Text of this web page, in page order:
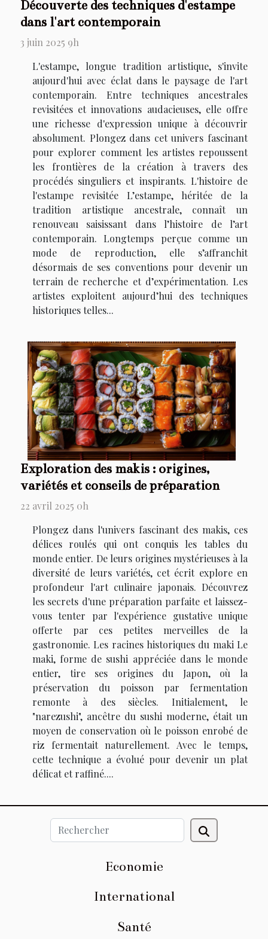
Découverte des techniques d'estampe
dans l'art contemporain
3 juin 2025 9h
L'estampe, longue tradition artistique, s'invite
aujourd'hui avec éclat dans le paysage de l'art
contemporain. Entre techniques ancestrales
revisitées et innovations audacieuses, elle offre
une richesse d'expression unique à découvrir
absolument. Plongez dans cet univers fascinant
pour explorer comment les artistes repoussent
les frontières de la création à travers des
procédés singuliers et inspirants. L'histoire de
l'estampe revisitée L’estampe, héritée de la
tradition artistique ancestrale, connaît un
renouveau saisissant dans l’histoire de l’art
contemporain. Longtemps perçue comme un
mode de reproduction, elle s’affranchit
désormais de ses conventions pour devenir un
terrain de recherche et d’expérimentation. Les
artistes exploitent aujourd’hui des techniques
historiques telles...
Exploration des makis : origines,
variétés et conseils de préparation
22 avril 2025 0h
Plongez dans l'univers fascinant des makis, ces
délices roulés qui ont conquis les tables du
monde entier. De leurs origines mystérieuses à la
diversité de leurs variétés, cet écrit explore en
profondeur l'art culinaire japonais. Découvrez
les secrets d'une préparation parfaite et laissez-
vous tenter par l'expérience gustative unique
offerte par ces petites merveilles de la
gastronomie. Les racines historiques du maki Le
maki, forme de sushi appréciée dans le monde
entier, tire ses origines du Japon, où la
préservation du poisson par fermentation
remonte à des siècles. Initialement, le
"narezushi", ancêtre du sushi moderne, était un
moyen de conservation où le poisson enrobé de
riz fermentait naturellement. Avec le temps,
cette technique a évolué pour devenir un plat
délicat et raffiné....
Economie
International
Santé